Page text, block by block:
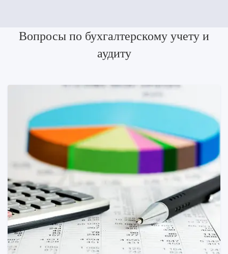
Вопросы по бухгалтерскому учету и
аудиту